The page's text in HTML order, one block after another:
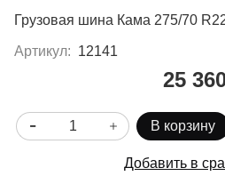
Грузовая шина Кама 275/70
Артикул: 12141
25
В корзину
Добавить в